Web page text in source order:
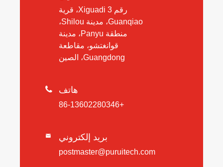
رقم 3 Xiguadi، قرية
Guanqiao، مدينة Shilou،
منطقة Panyu، مدينة
قوانغتشو، مقاطعة
Guangdong، الصين
 هاتف
+86-13602280346
 بريد إلكتروني
postmaster@puruitech.com